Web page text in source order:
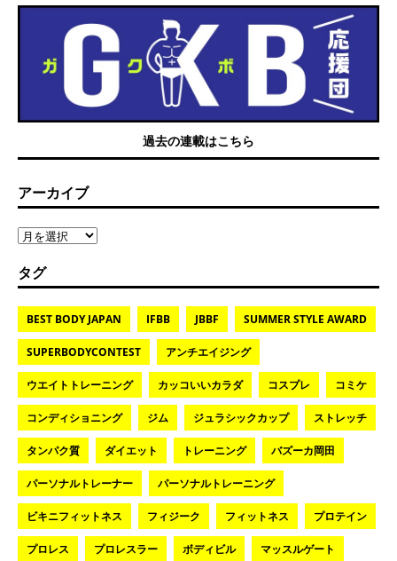
過去の連載はこちら
アーカイブ
タグ
BEST BODY JAPAN IFBB JBBF SUMMER STYLE AWARD
SUPERBODYCONTEST アンチエイジング
ウエイトトレーニング カッコいいカラダ コスプレ コミケ
コンディショニング ジム ジュラシックカップ ストレッチ
タンパク質 ダイエット トレーニング バズーカ岡田
パーソナルトレーナー パーソナルトレーニング
ビキニフィットネス フィジーク フィットネス プロテイン
プロレス プロレスラー ボディビル マッスルゲート